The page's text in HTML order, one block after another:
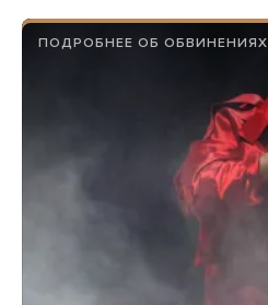
ПОДРОБНЕЕ ОБ ОБВИНЕНИЯХ